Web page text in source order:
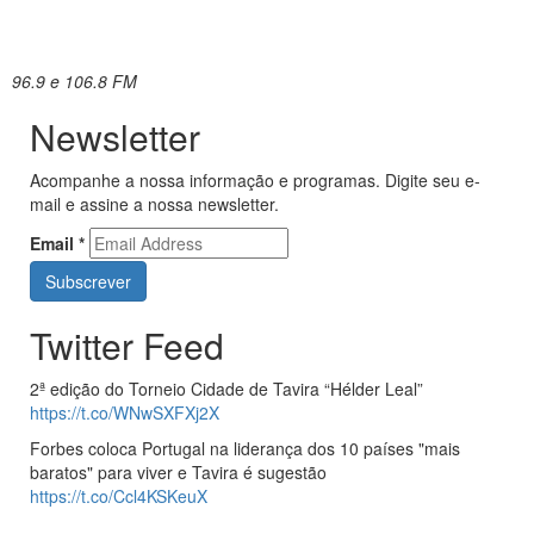
96.9 e 106.8 FM
Newsletter
Acompanhe a nossa informação e programas. Digite seu e-
mail e assine a nossa newsletter.
Email *
Twitter Feed
2ª edição do Torneio Cidade de Tavira “Hélder Leal”
https://t.co/WNwSXFXj2X
Forbes coloca Portugal na liderança dos 10 países "mais
baratos" para viver e Tavira é sugestão
https://t.co/Ccl4KSKeuX